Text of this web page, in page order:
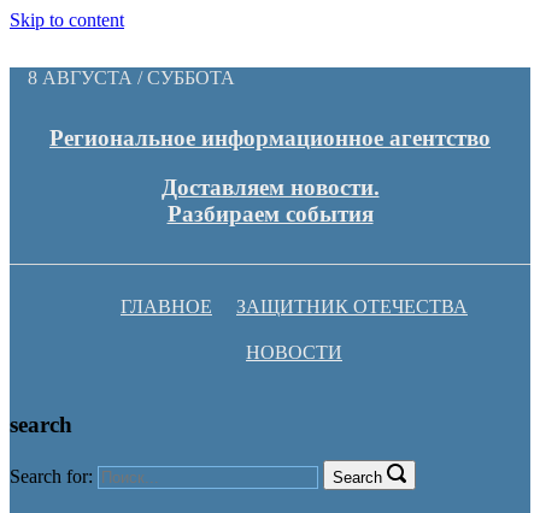
Skip to content
8 АВГУСТА / СУББОТА
Региональное информационное агентство
Доставляем новости.
Разбираем события
ГЛАВНОЕ ЗАЩИТНИК ОТЕЧЕСТВА
НОВОСТИ
search
Search for: Search